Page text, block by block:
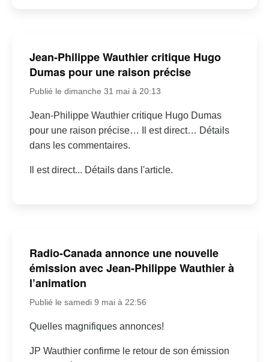
Jean-Philippe Wauthier critique Hugo
Dumas pour une raison précise
Publié le dimanche 31 mai à 20:13
Jean-Philippe Wauthier critique Hugo Dumas
pour une raison précise… Il est direct… Détails
dans les commentaires.
Il est direct... Détails dans l'article.
Radio-Canada annonce une nouvelle
émission avec Jean-Philippe Wauthier à
l’animation
Publié le samedi 9 mai à 22:56
Quelles magnifiques annonces!
JP Wauthier confirme le retour de son émission